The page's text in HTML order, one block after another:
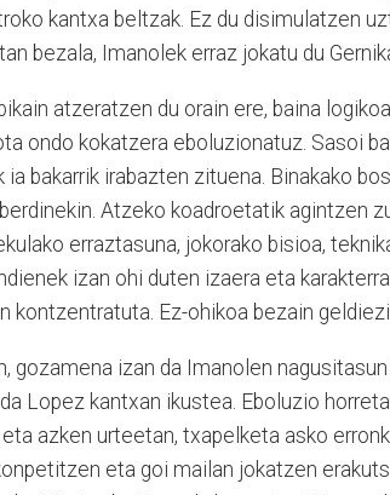
kantxa beltzak. Ez du disimulatzen
bezala, Imanolek erraz jokatu du
atzeratzen du orain ere, baina
ondo kokatzera eboluzionatuz. Sasoi
ia bakarrik irabazten zituena. Binakako
Atzeko koadroetatik agintzen
erraztasuna, jokorako bisioa,
izan ohi duten izaera eta
kontzentratuta. Ez-ohikoa bezain
gozamena izan da Imanolen
Lopez kantxan ikustea. Eboluzio
azken urteetan, txapelketa asko
eta goi mailan jokatzen